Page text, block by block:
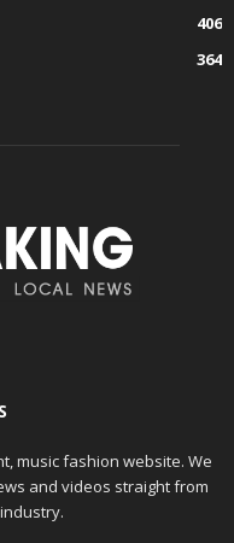
406
364
music fashion website. We
and videos straight from